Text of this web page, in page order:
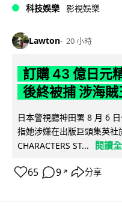
科技娛樂 影視娛樂
Lawton 20 小時
訂購 43 億日元
後終被捕 涉海
日本警視廳神田署 8 月 6
指她涉嫌在出版巨頭集英社
CHARACTERS ST...
閱讀
65 9 ↗ 分享